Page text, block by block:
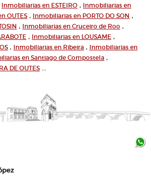
Inmobiliarias en ESTEIRO , Inmobiliarias en
OUTES , Inmobiliarias en PORTO DO SON ,
, Inmobiliarias en Cruceiro de Roo ,
, Inmobiliarias en LOUSAME ,
, Inmobiliarias en Ribeira , Inmobiliarias en
en Santiago de Compostela ,
DE OUTES ...